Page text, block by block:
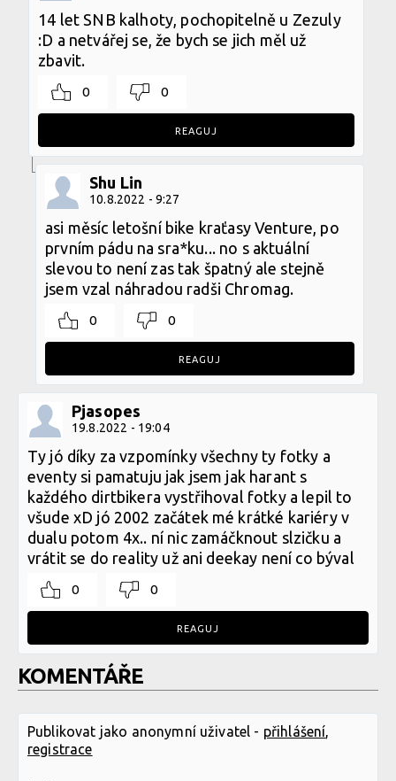
14 let SNB kalhoty, pochopitelně u Zezuly
:D a netvářej se, že bych se jich měl už
zbavit.
0 0
REAGUJ
Shu Lin
10.8.2022 - 9:27
asi měsíc letošní bike kraťasy Venture, po
prvním pádu na sra*ku... no s aktuální
slevou to není zas tak špatný ale stejně
jsem vzal náhradou radši Chromag.
0 0
REAGUJ
Pjasopes
19.8.2022 - 19:04
Ty jó díky za vzpomínky všechny ty fotky a
eventy si pamatuju jak jsem jak harant s
každého dirtbikera vystřihoval fotky a lepil to
všude xD jó 2002 začátek mé krátké kariéry v
dualu potom 4x.. ní nic zamáčknout slzičku a
vrátit se do reality už ani deekay není co býval
0 0
REAGUJ
KOMENTÁŘE
Publikovat jako anonymní uživatel - přihlášení,
registrace